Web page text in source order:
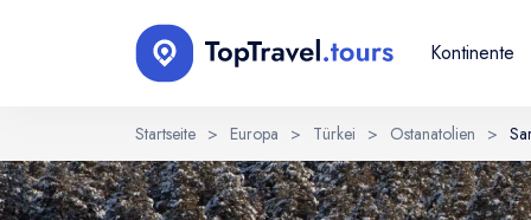
Kontinente
Startseite > Europa > Türkei > Ostanatolien >
Sprache wählen